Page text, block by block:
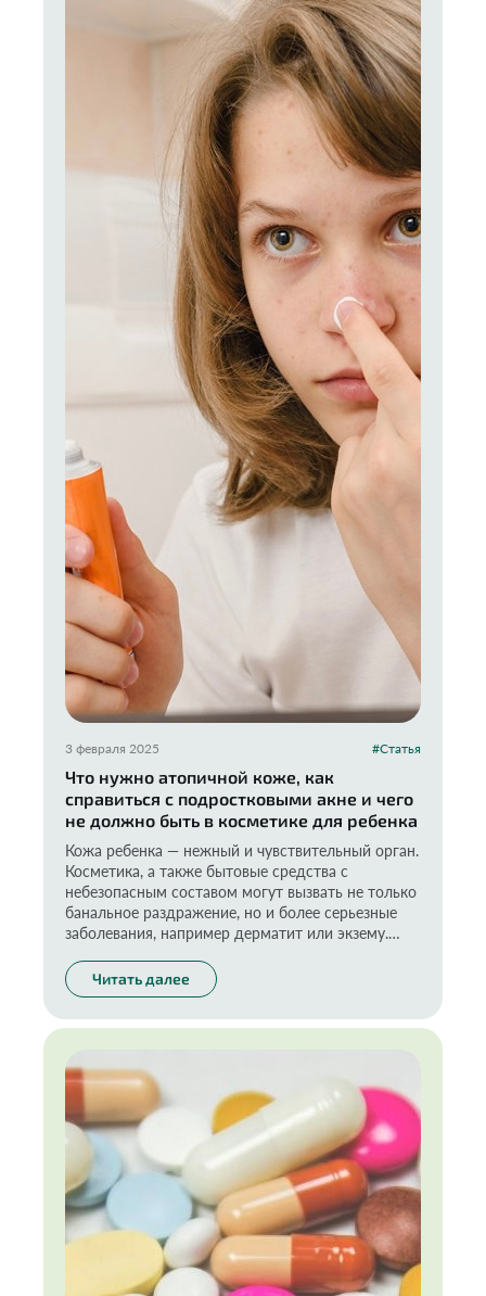
3 февраля 2025 #Статья
Что нужно атопичной коже, как
справиться с подростковыми акне и чего
не должно быть в косметике для ребенка
Кожа ребенка — нежный и чувствительный орган.
Косметика, а также бытовые средства с
небезопасным составом могут вызвать не только
банальное раздражение, но и более серьезные
заболевания, например дерматит или экзему.
мы ставим на полки в своей ванной.
Но кто из нас химик или дерматолог?
профессионалу, независимому эксперту.
Читать далее